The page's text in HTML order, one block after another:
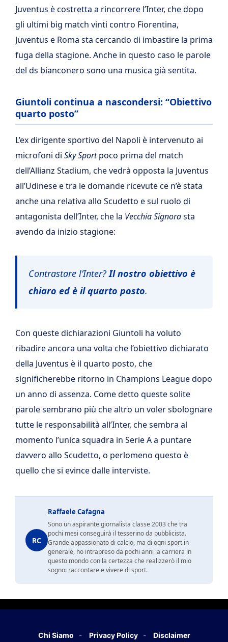
Juventus è costretta a rincorrere l’Inter, che dopo
gli ultimi big match vinti contro Fiorentina,
Juventus e Roma sta cercando di imbastire la prima
fuga della stagione. Anche in questo caso le parole
del ds bianconero sono una musica già sentita.
Giuntoli continua a nascondersi: “Obiettivo
quarto posto”
L’ex dirigente sportivo del Napoli è intervenuto ai
microfoni di Sky Sportpoco prima del match
dell’Allianz Stadium, che vedrà opposta la Juventus
all’Udinese e tra le domande ricevute ce n’è stata
anche una relativa allo Scudetto e sul ruolo di
antagonista dell’Inter, che la Vecchia Signorasta
avendo da inizio stagione:
Contrastare l’Inter?Il nostro obiettivo è
chiaro ed è il quarto posto.
Con queste dichiarazioni Giuntoli ha voluto
ribadire ancora una volta che l’obiettivo dichiarato
della Juventus è il quarto posto, che
significherebbe ritorno in Champions League dopo
un anno di assenza. Come detto queste solite
parole sembrano più che altro un voler sbolognare
tutte le responsabilità all’Inter, che sembra al
momento l’unica squadra in Serie A a puntare
davvero allo Scudetto, o perlomeno questo è
quello che si evince dalle interviste.
RC
Raffaele Cafagna
Sono un aspirante giornalista classe 2003 che tra
pochi mesi conseguirà il tesserino da pubblicista.
Grande appassionato di calcio, ma di ogni sport in
generale, ho intrapreso da pochi anni la carriera in
questo mondo con la certezza che realizzerò il mio
sogno: raccontare e vivere di sport.
Chi Siamo Privacy Policy Disclaimer